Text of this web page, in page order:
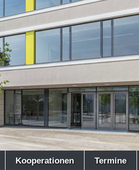
Kooperationen Termine